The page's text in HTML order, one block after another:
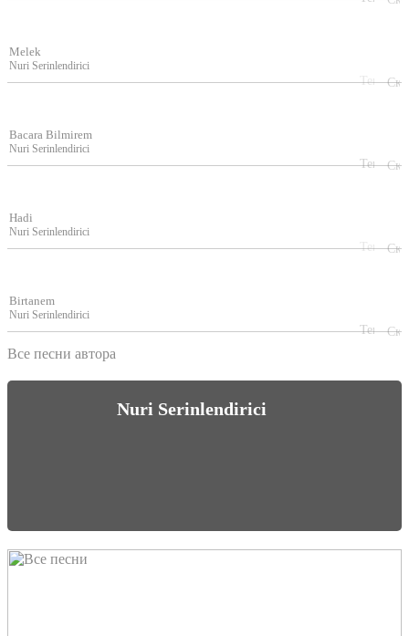
Melek
Nuri Serinlendirici
Bacara Bilmirem
Nuri Serinlendirici
Hadi
Nuri Serinlendirici
Birtanem
Nuri Serinlendirici
Все песни автора
Nuri Serinlendirici